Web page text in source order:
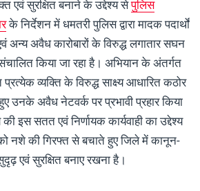
एवं सुरक्षित बनाने के उद्देश्य सेपुलिस
के निर्देशन में धमतरी पुलिस द्वारा मादक पदार्थों
अन्य अवैध कारोबारों के विरुद्ध लगातार सघन
किया जा रहा है। अभियान के अंतर्गत
व्यक्ति के विरुद्ध साक्ष्य आधारित कठोर
उनके अवैध नेटवर्क पर प्रभावी प्रहार किया
इस सतत एवं निर्णायक कार्यवाही का उद्देश्य
नशे की गिरफ्त से बचाते हुए जिले में कानून-
एवं सुरक्षित बनाए रखना है।